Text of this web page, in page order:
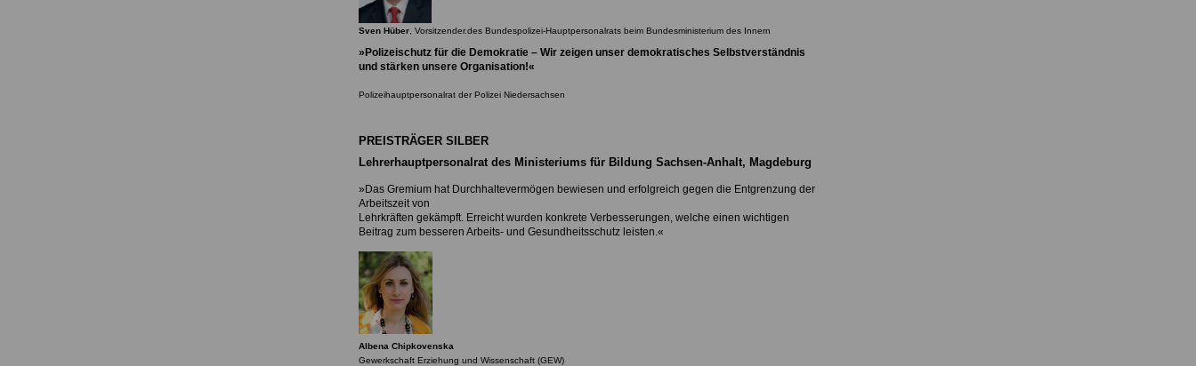
Sven Hüber, Vorsitzender.des Bundespolizei-Hauptpersonalrats beim Bundesministerium des Innern
»Polizeischutz für die Demokratie – Wir zeigen unser demokratisches Selbstverständnis
und stärken unsere Organisation!«
Polizeihauptpersonalrat der Polizei Niedersachsen
PREISTRÄGER SILBER
Lehrerhauptpersonalrat des Ministeriums für Bildung Sachsen-Anhalt, Magdeburg
»Das Gremium hat Durchhaltevermögen bewiesen und erfolgreich gegen die Entgrenzung der
Arbeitszeit von
Lehrkräften gekämpft. Erreicht wurden konkrete Verbesserungen, welche einen wichtigen
Beitrag zum besseren Arbeits- und Gesundheitsschutz leisten.«
Albena Chipkovenska
Gewerkschaft Erziehung und Wissenschaft (GEW)